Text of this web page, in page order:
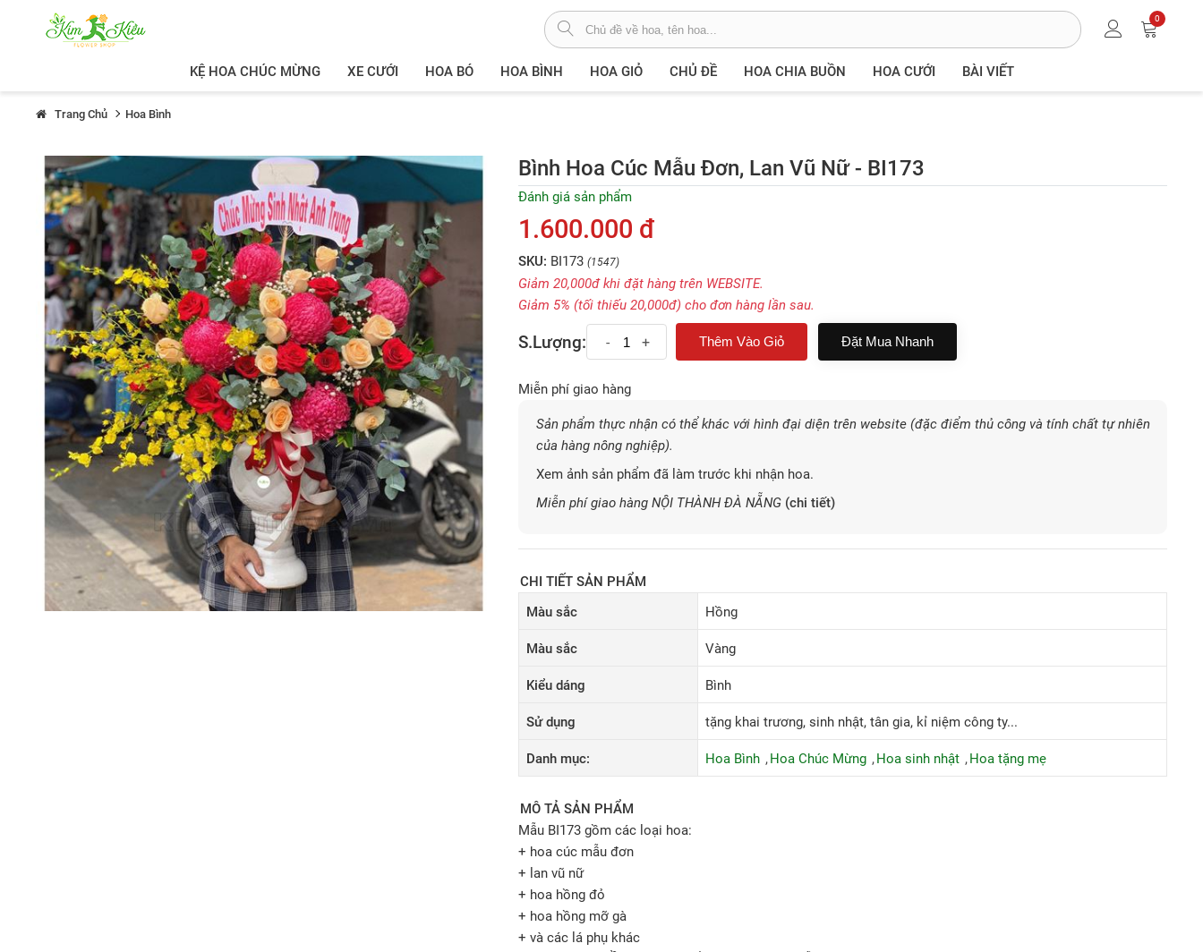
0
KỆ HOA CHÚC MỪNG XE CƯỚI HOA BÓ HOA BÌNH HOA GIỎ CHỦ ĐỀ HOA CHIA BUỒN HOA CƯỚI BÀI VIẾT
Trang Chủ Hoa Bình
Bình Hoa Cúc Mẫu Đơn, Lan Vũ Nữ - BI173
Đánh giá sản phẩm
1.600.000 đ
SKU: BI173 (1547)
Giảm 20,000đ khi đặt hàng trên WEBSITE.
Giảm 5% (tối thiếu 20,000đ) cho đơn hàng lần sau.
S.Lượng: - + Đặt Mua Nhanh
Miễn phí giao hàng
Sản phẩm thực nhận có thể khác với hình đại diện trên website (đặc điểm thủ công và tính chất tự nhiên
của hàng nông nghiệp).
Xem ảnh sản phẩm đã làm trước khi nhận hoa.
Miễn phí giao hàng NỘI THÀNH ĐÀ NẴNG (chi tiết)
CHI TIẾT SẢN PHẨM
Màu sắc
Hồng
Màu sắc Vàng
Kiểu dáng Bình
Sử dụng tặng khai trương, sinh nhật, tân gia, kỉ niệm công ty...
Danh mục: Hoa Bình Hoa Chúc Mừng Hoa sinh nhật Hoa tặng mẹ
MÔ TẢ SẢN PHẨM
Mẫu BI173 gồm các loại hoa:
+ hoa cúc mẫu đơn
+ lan vũ nữ
+ hoa hồng đỏ
+ hoa hồng mỡ gà
+ và các lá phụ khác